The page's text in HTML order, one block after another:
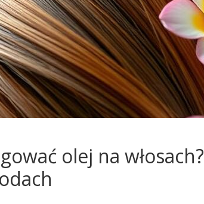
olej na włosach?